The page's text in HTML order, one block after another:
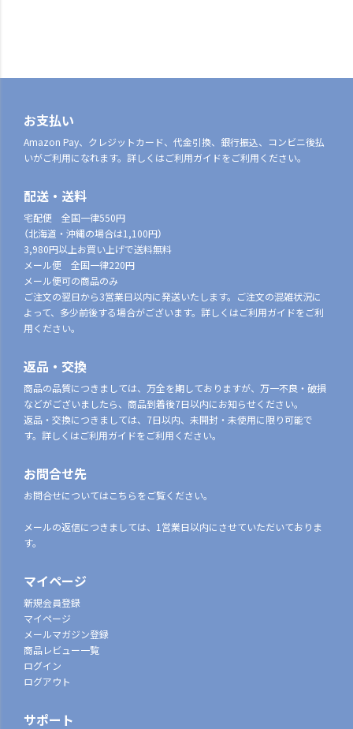
お支払い
Amazon Pay、クレジットカード、代金引換、銀行振込、コンビニ後払
いがご利用になれます。詳しくはご利用ガイドをご利用ください。
配送・送料
宅配便 全国一律550円
（北海道・沖縄の場合は1,100円）
3,980円以上お買い上げで送料無料
メール便 全国一律220円
メール便可の商品のみ
ご注文の翌日から3営業日以内に発送いたします。ご注文の混雑状況に
よって、多少前後する場合がございます。詳しくはご利用ガイドをご利
用ください。
返品・交換
商品の品質につきましては、万全を期しておりますが、万一不良・破損
などがございましたら、商品到着後7日以内にお知らせください。
返品・交換につきましては、7日以内、未開封・未使用に限り可能で
す。詳しくはご利用ガイドをご利用ください。
お問合せ先
お問合せについてはこちらをご覧ください。
メールの返信につきましては、1営業日以内にさせていただいておりま
す。
マイページ
新規会員登録
マイページ
メールマガジン登録
商品レビュー一覧
ログイン
ログアウト
サポート